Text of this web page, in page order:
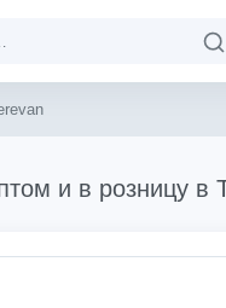
и в розницу в